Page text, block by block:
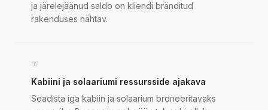
ja järelejäänud saldo on kliendi bränditud
rakenduses nähtav.
02
Kabiini ja solaariumi ressursside ajakava
Seadista iga kabiin ja solaarium broneeritavaks